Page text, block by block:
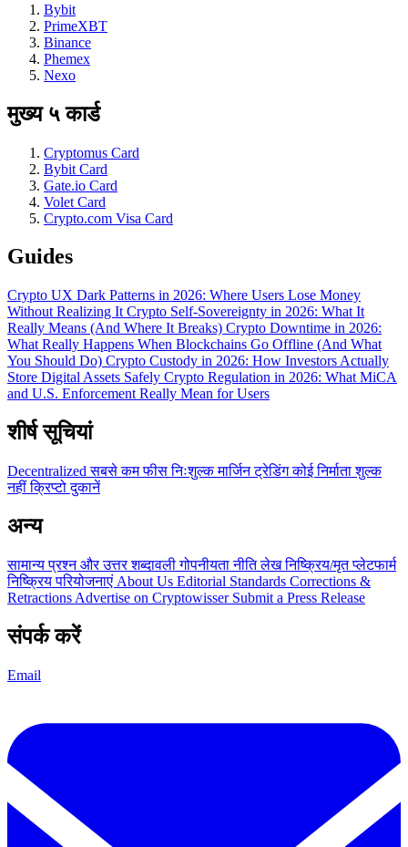
Bybit
PrimeXBT
Binance
Phemex
Nexo
मुख्य ५ कार्ड
Cryptomus Card
Bybit Card
Gate.io Card
Volet Card
Crypto.com Visa Card
Guides
Crypto UX Dark Patterns in 2026: Where Users Lose Money
Without Realizing It Crypto Self-Sovereignty in 2026: What It
Really Means (And Where It Breaks) Crypto Downtime in 2026:
What Really Happens When Blockchains Go Offline (And What
You Should Do) Crypto Custody in 2026: How Investors Actually
Store Digital Assets Safely Crypto Regulation in 2026: What MiCA
and U.S. Enforcement Really Mean for Users
शीर्ष सूचियां
Decentralizedसबसे कम फीसनिःशुल्कमार्जिन ट्रेडिंगकोई निर्माता शुल्क
नहींक्रिप्टो दुकानें
अन्य
सामान्य प्रश्न और उत्तरशब्दावलीगोपनीयता नीतिलेखनिष्क्रिय/मृत प्लेटफार्म
निष्क्रिय परियोजनाएं About Us Editorial Standards Corrections &
Retractions Advertise on Cryptowisser Submit a Press Release
संपर्क करें
Email